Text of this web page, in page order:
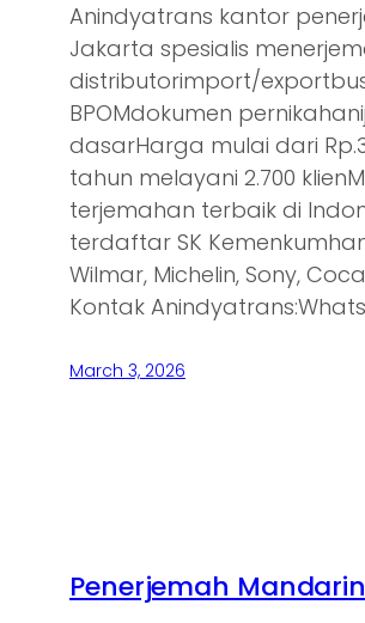
Anindyatrans kantor
Jakarta spesialis
distributorimport/
BPOMdokumen
dasarHarga mulai dari
tahun melayani 2.700
terjemahan terbaik di
terdaftar SK
Wilmar, Michelin, Sony,
Kontak
March 3, 2026
Penerjemah